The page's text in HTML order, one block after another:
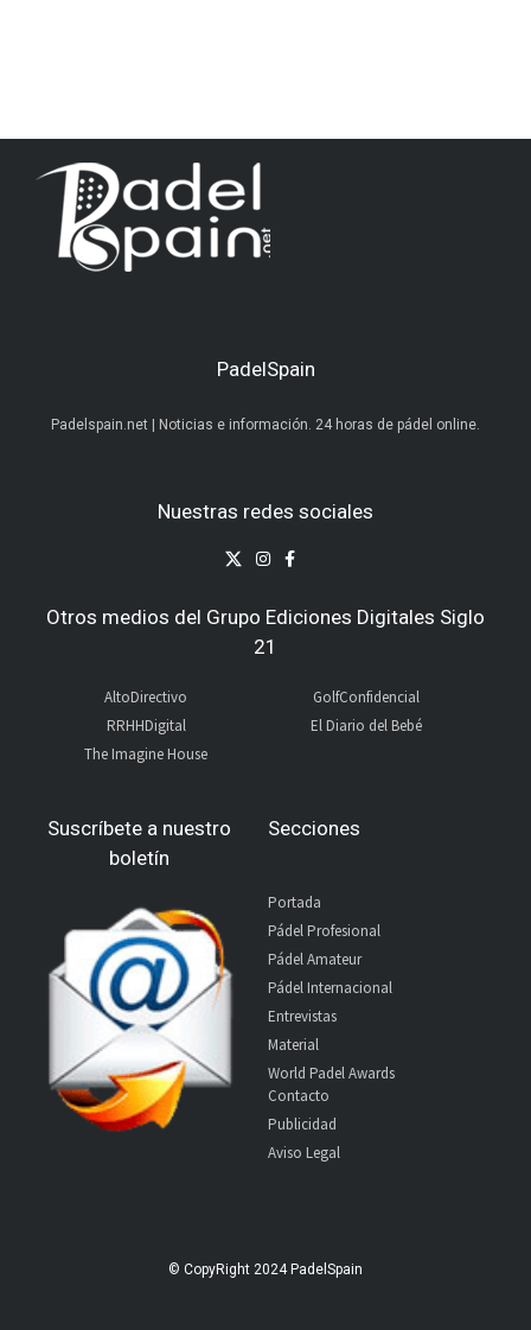
PadelSpain
Padelspain.net | Noticias e información. 24 horas de pádel online.
Nuestras redes sociales
Otros medios del Grupo Ediciones Digitales Siglo
21
AltoDirectivo
RRHHDigital
The Imagine House
GolfConfidencial
El Diario del Bebé
Suscríbete a nuestro
boletín
Secciones
Portada
Pádel Profesional
Pádel Amateur
Pádel Internacional
Entrevistas
Material
World Padel Awards
Contacto
Publicidad
Aviso Legal
© CopyRight 2024 PadelSpain